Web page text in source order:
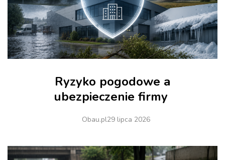
Ryzyko pogodowe a
ubezpieczenie firmy
Obau.pl29 lipca 2026